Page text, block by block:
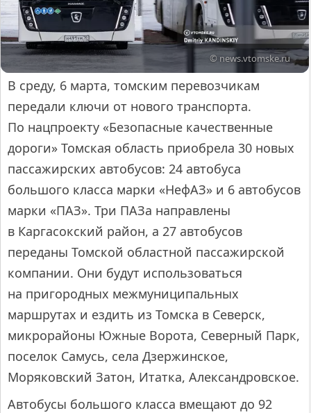
© news.vtomske.ru
В среду, 6 марта, томским перевозчикам
передали ключи от нового транспорта.
По нацпроекту «Безопасные качественные
дороги» Томская область приобрела 30 новых
пассажирских автобусов: 24 автобуса
большого класса марки «НефАЗ» и 6 автобусов
марки «ПАЗ». Три ПАЗа направлены
в Каргасокский район, а 27 автобусов
переданы Томской областной пассажирской
компании. Они будут использоваться
на пригородных межмуниципальных
маршрутах и ездить из Томска в Северск,
микрорайоны Южные Ворота, Северный Парк,
поселок Самусь, села Дзержинское,
Моряковский Затон, Итатка, Александровское.
Автобусы большого класса вмещают до 92